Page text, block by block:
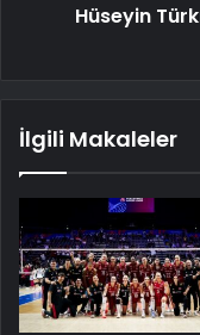
Hüseyin
İlgili Makaleler